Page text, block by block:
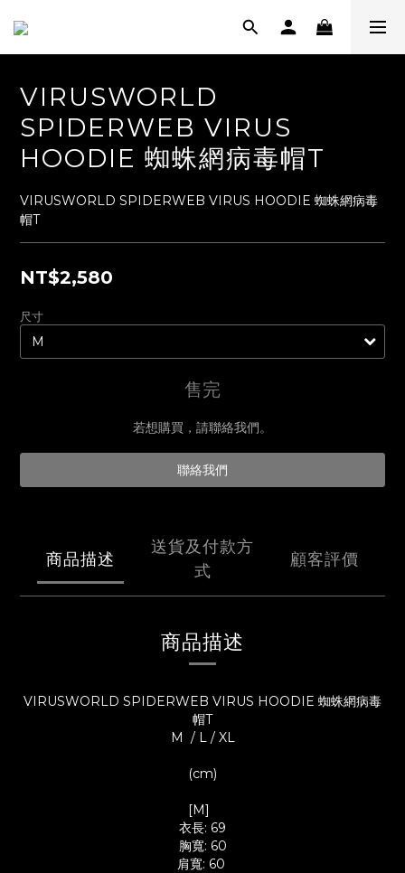
VIRUSWORLD
SPIDERWEB VIRUS
HOODIE 蜘蛛網病毒帽T
VIRUSWORLD SPIDERWEB VIRUS HOODIE 蜘蛛網病毒
帽T
NT$2,580
尺寸
售完
若想購買，請聯絡我們。
聯絡我們
商品描述
送貨及付款方
式
顧客評價
商品描述
VIRUSWORLD SPIDERWEB VIRUS HOODIE 蜘蛛網病毒
帽T
M / L / XL
(cm)
[M]
衣長: 69
胸寬: 60
肩寬: 60